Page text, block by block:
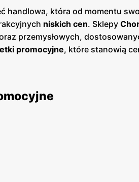
handlowa, która od momentu
niskich cen. Sklepy
przemysłowych,
promocyjne, które stanowią
bieżące śledzenie
świeżych i wysokiej jakości
przestronne i dobrze
oferując liczne udogodnienia,
akcje promocyjne,
z jeszcze
nagrody. Sieć handlowa